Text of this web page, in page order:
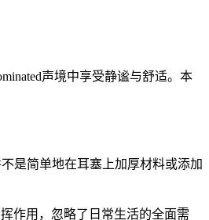
声境中享受静谧与舒适。本
是简单地在耳塞上加厚材料或添加
作用，忽略了日常生活的全面需